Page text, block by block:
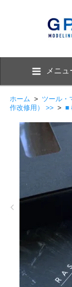
メニュ
ホーム > ツール・
作改修用） >> > ■